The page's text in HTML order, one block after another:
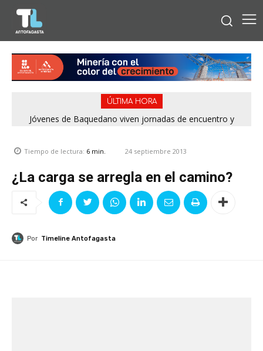
ÚLTIMA HORA
Jóvenes de Baquedano viven jornadas de encuentro y
Tiempo de lectura: 6 min. 24 septiembre 2013
¿La carga se arregla en el camino?
Por Timeline Antofagasta